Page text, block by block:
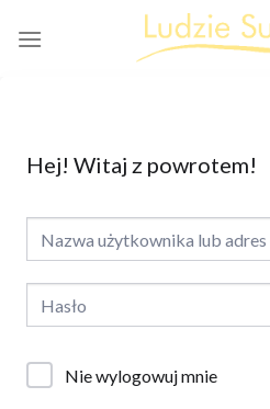
Hej! Witaj z powrotem!
Nie wylogowuj mnie